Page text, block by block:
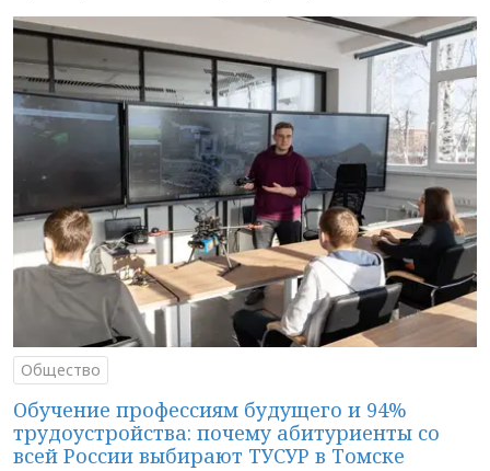
Общество
Обучение профессиям будущего и 94%
трудоустройства: почему абитуриенты со
всей России выбирают ТУСУР в Томске